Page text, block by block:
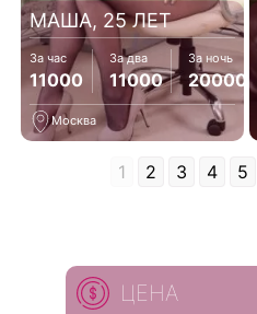
МАША, 25 ЛЕТ
За час
11000
За два
11000
За ночь
20000
Москва
1 2 3 4 5
ЦЕНА